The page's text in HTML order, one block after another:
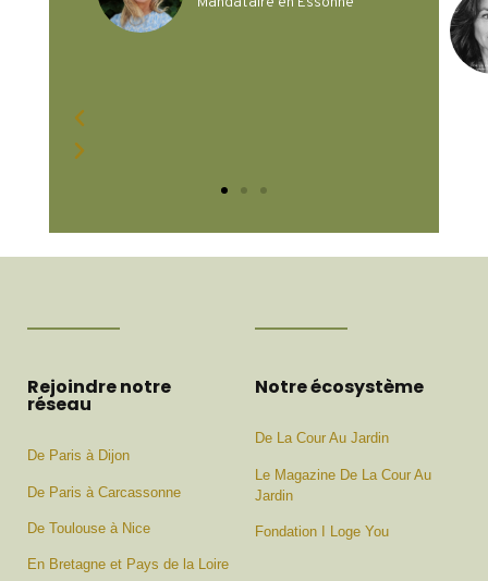
Rejoindre notre
réseau
De Paris à Dijon
De Paris à Carcassonne
De Toulouse à Nice
En Bretagne et Pays de la Loire
Notre écosystème
De La Cour Au Jardin
Le Magazine De La Cour Au
Jardin
Fondation I Loge You